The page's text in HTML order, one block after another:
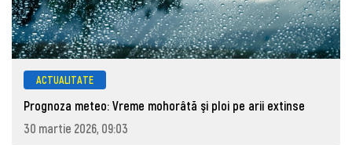
ACTUALITATE
Prognoza meteo: Vreme mohorâtă şi ploi pe arii extinse
30 martie 2026, 09:03